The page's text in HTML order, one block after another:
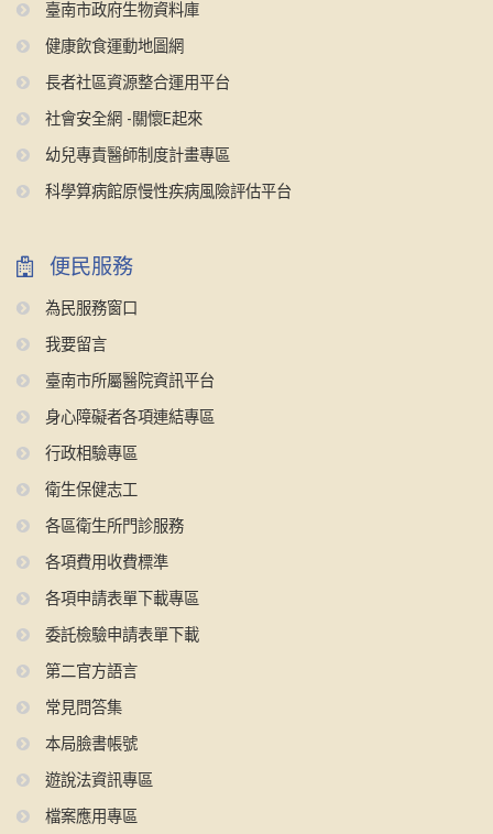
臺南市政府生物資料庫
健康飲食運動地圖網
長者社區資源整合運用平台
社會安全網 -關懷E起來
幼兒專責醫師制度計畫專區
科學算病館原慢性疾病風險評估平台
便民服務
為民服務窗口
我要留言
臺南市所屬醫院資訊平台
身心障礙者各項連結專區
行政相驗專區
衛生保健志工
各區衛生所門診服務
各項費用收費標準
各項申請表單下載專區
委託檢驗申請表單下載
第二官方語言
常見問答集
本局臉書帳號
遊說法資訊專區
檔案應用專區